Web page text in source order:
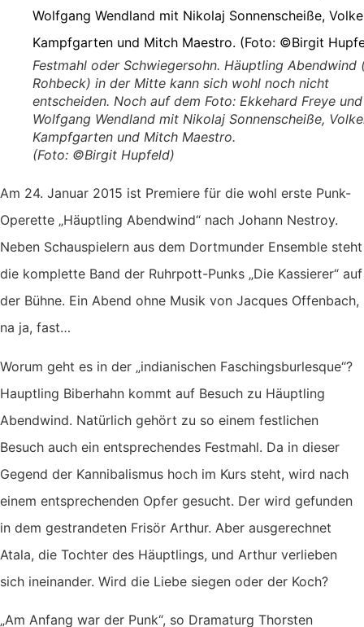
Festmahl oder Schwiegersohn. Häuptling Abendwind
Rohbeck) in der Mitte kann sich wohl noch nicht
entscheiden. Noch auf dem Foto: Ekkehard Freye und
Wolfgang Wendland mit Nikolaj Sonnenscheiße,
Kampfgarten und Mitch Maestro.
(Foto: ©Birgit Hupfeld)
Am 24. Januar 2015 ist Premiere für die wohl erste Punk-
Operette „Häuptling Abendwind“ nach Johann Nestroy.
Neben Schauspielern aus dem Dortmunder Ensemble steht
die komplette Band der Ruhrpott-Punks „Die Kassierer“ auf
der Bühne. Ein Abend ohne Musik von Jacques Offenbach,
na ja, fast…
Worum geht es in der „indianischen Faschingsburlesque“?
Hauptling Biberhahn kommt auf Besuch zu Häuptling
Abendwind. Natürlich gehört zu so einem festlichen
Besuch auch ein entsprechendes Festmahl. Da in dieser
Gegend der Kannibalismus hoch im Kurs steht, wird nach
einem entsprechenden Opfer gesucht. Der wird gefunden
in dem gestrandeten Frisör Arthur. Aber ausgerechnet
Atala, die Tochter des Häuptlings, und Arthur verlieben
sich ineinander. Wird die Liebe siegen oder der Koch?
„Am Anfang war der Punk“, so Dramaturg Thorsten